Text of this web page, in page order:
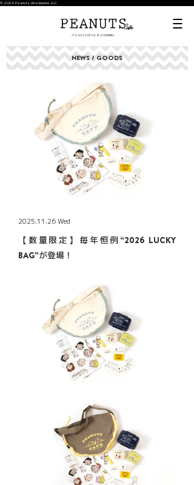
© 2024 Peanuts Worldwide LLC
NEWS / GOODS
2025.11.26 Wed
【数量限定】毎年恒例“2026 LUCKY
BAG”が登場！